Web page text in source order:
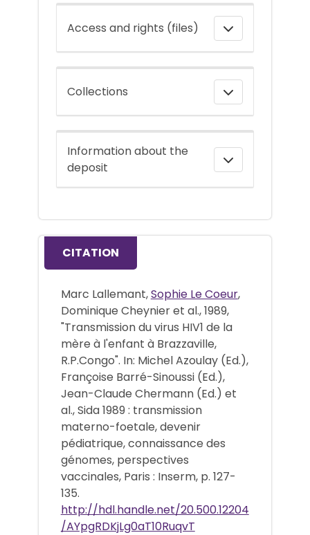
Access and rights (files)
Collections
Information about the
deposit
CITATION
Marc Lallemant,Sophie Le Coeur,
Dominique Cheynier et al., 1989,
"Transmission du virus HIV1 de la
mère à l'enfant à Brazzaville,
R.P.Congo". In: Michel Azoulay (Ed.),
Françoise Barré-Sinoussi (Ed.),
Jean-Claude Chermann (Ed.) et
al., Sida 1989 : transmission
materno-foetale, devenir
pédiatrique, connaissance des
génomes, perspectives
vaccinales, Paris : Inserm, p. 127-
135.
http://hdl.handle.net/20.500.12204
/AYpgRDKjLg0aT10RuqvT